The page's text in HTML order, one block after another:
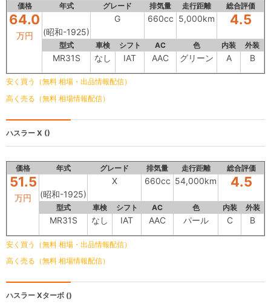
価格 年式 グレード 排気量 走行距離 総合評価
64.0
万円 (昭和-1925)
G 660cc 5,000km 4.5
型式 車検 シフト AC 色 内装 外装
MR31S なし IAT AAC グリーン A B
安く買う（無料 相場・出品情報配信）
高く売る（無料 相場情報配信）
ハスラー X ()
価格 年式 グレード 排気量 走行距離 総合評価
51.5
万円 (昭和-1925)
X 660cc 54,000km 4.5
型式 車検 シフト AC 色 内装 外装
MR31S なし IAT AAC パール C B
安く買う（無料 相場・出品情報配信）
高く売る（無料 相場情報配信）
ハスラー Xターボ ()